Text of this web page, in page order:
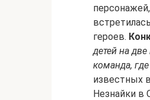
героев.
детей на
команда,
известных
Незнайки в